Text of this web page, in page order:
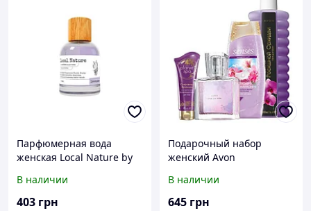
Парфюмерная вода
женская Local Nature by
50 мл
В наличии
403 грн
Подарочный набор
женский Avon
воспоминания
В наличии
645 грн